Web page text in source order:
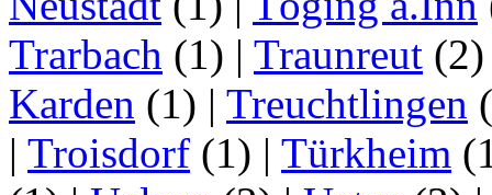
Trarbach (1) | Traunreut
Karden (1) | Treuchtlingen
| Troisdorf (1) | Türkheim